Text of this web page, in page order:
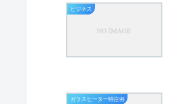
ビジネス
ガラスヒーター特注例